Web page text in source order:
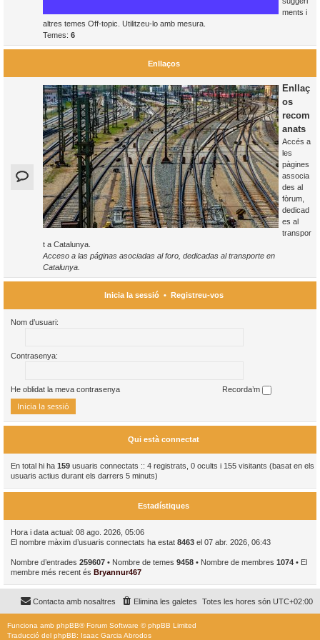
ments i
altres temes Off-topic. Utilitzeu-lo amb mesura.
Temes: 6
Enllaços
Enllaç
os
recom
anats
Accés a
les
pàgines
associa
des al
fòrum,
dedicad
es al
transpor
t a Catalunya.
Acceso a las páginas asociadas al foro, dedicadas al transporte en
Catalunya.
Inicia la sessió• Registreu-vos
Nom d’usuari:
Contrasenya:
He oblidat la meva contrasenya Recorda’m
Qui està connectat
En total hi ha 159 usuaris connectats :: 4 registrats, 0 ocults i 155 visitants (basat en els
usuaris actius durant els darrers 5 minuts)
Estadístiques
Hora i data actual: 08 ago. 2026, 05:06
El nombre màxim d’usuaris connectats ha estat 8463 el 07 abr. 2026, 06:43
Nombre d’entrades 259607 • Nombre de temes 9458 • Nombre de membres 1074 • El
membre més recent és Bryannur467
Totes les hores són UTC+02:00
Elimina les galetes
Contacta amb nosaltres
Funciona amb phpBB® Forum Software © phpBB Limited
Traducció del phpBB: Isaac Garcia Abrodos